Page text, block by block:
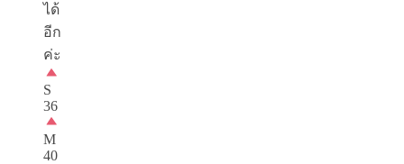
ได้
อีก
ค่ะ
S
36
M
40